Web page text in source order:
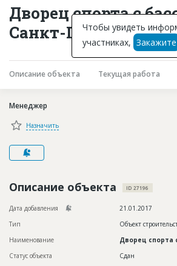
Горячие объекты
База строящихся объектов
Инвестпроекты
Глоссарий
Новости
Пресс-релизы
Правила работы
Контакты
Личный кабинет
Дворец спорта с
Санкт-Петербурге
Описание объекта Текущая работа
Описание объекта ID 27196
Дата добавления
21.01.2017
Тип
Объект
Наименование
Дворец спорта
Статус объекта
Сдан
Менеджер
Назначить
Чтобы увидеть
участниках, Закажите